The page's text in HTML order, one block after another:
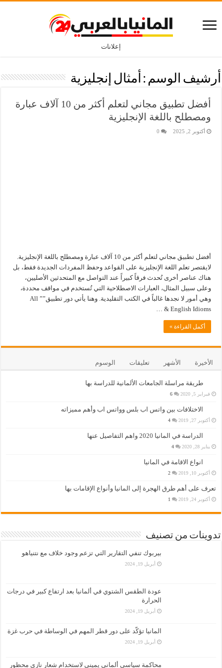
إعلانات
أرشيف الوسم : أمثال إنجليزية
أفضل تطبيق مجاني لتعلم أكثر من 10 آلاف عبارة
ومصطلح باللغة الإنجليزية
أكتوبر 2, 2025 0
أفضل تطبيق مجاني لتعلم أكثر من 10 آلاف عبارة ومصطلح باللغة الإنجليزية.
لايقتصر تعلم اللغة الإنجليزية على القواعد وحفظ المفردات الجديدة فقط، بل
هناك عناصر أخرى تُحدث فرقاً كبيراً عند التواصل مع المتحدثين الأصليين،
وعلى سبيل المثال، العبارات الاصطلاحية التي تُستخدم في مواقف محددة،
وهي أمور لا نجدها غالباً في الكتب التقليدية. وهنا يأتي دور تطبيق”” All
English Idioms & …
أكمل القراءة »
الأخيرة الأشهر تعليقات الوسوم
طريقة مراسلة الجامعات الألمانية للدراسة بها
فبراير 5, 2020 6
الاختلافات بين واتس اب بلس وواتس اب وأهم مميزاته
أكتوبر 27, 2019 4
الدراسة في المانيا 2020 واهم التفاصيل عنها
يناير 28, 2020 4
انواع الاقامة في المانيا
أكتوبر 10, 2019 2
تعرف على أهم طرق الهجرة إلى المانيا وأنواع الإقامات بها
أكتوبر 24, 2019 1
تدوينات من تصنيف
بيربوك تنفي التقارير التي تزعم وجود خلاف مع نتنياهو
أبريل 19, 2024
عودة الطقس الشتوي في ألمانيا بعد ارتفاع كبير في درجات
الحرارة
أبريل 19, 2024
المانيا تؤكّد على دور قطر المهم في الوساطة في حرب غزة
أبريل 19, 2024
محاكمة سياسي ألماني يميني لاستخدام شعار نازي محظور